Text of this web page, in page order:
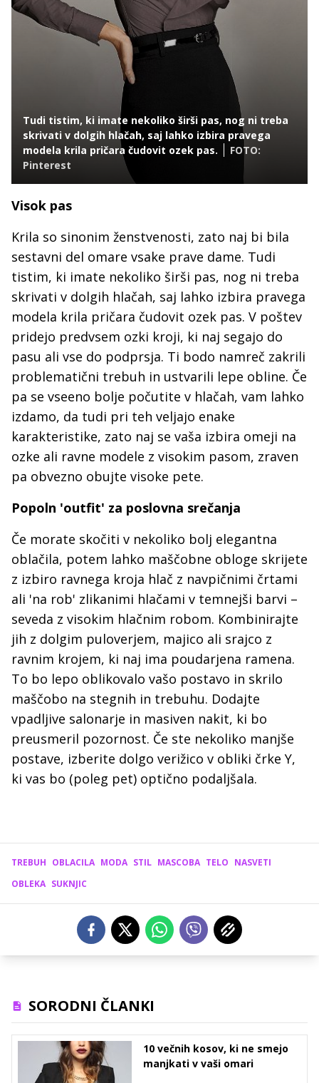
Tudi tistim, ki imate nekoliko širši pas, nog ni treba
skrivati v dolgih hlačah, saj lahko izbira pravega
modela krila pričara čudovit ozek pas.
FOTO:
Pinterest
Visok pas
Krila so sinonim ženstvenosti, zato naj bi bila
sestavni del omare vsake prave dame. Tudi
tistim, ki imate nekoliko širši pas, nog ni treba
skrivati v dolgih hlačah, saj lahko izbira pravega
modela krila pričara čudovit ozek pas. V poštev
pridejo predvsem ozki kroji, ki naj segajo do
pasu ali vse do podprsja. Ti bodo namreč zakrili
problematični trebuh in ustvarili lepe obline. Če
pa se vseeno bolje počutite v hlačah, vam lahko
izdamo, da tudi pri teh veljajo enake
karakteristike, zato naj se vaša izbira omeji na
ozke ali ravne modele z visokim pasom, zraven
pa obvezno obujte visoke pete.
Popoln 'outfit' za poslovna srečanja
Če morate skočiti v nekoliko bolj elegantna
oblačila, potem lahko maščobne obloge skrijete
z izbiro ravnega kroja hlač z navpičnimi črtami
ali 'na rob' zlikanimi hlačami v temnejši barvi –
seveda z visokim hlačnim robom. Kombinirajte
jih z dolgim puloverjem, majico ali srajco z
ravnim krojem, ki naj ima poudarjena ramena.
To bo lepo oblikovalo vašo postavo in skrilo
maščobo na stegnih in trebuhu. Dodajte
vpadljive salonarje in masiven nakit, ki bo
preusmeril pozornost. Če ste nekoliko manjše
postave, izberite dolgo verižico v obliki črke Y,
ki vas bo (poleg pet) optično podaljšala.
TREBUH OBLACILA MODA STIL MASCOBA TELO NASVETI
OBLEKA SUKNJIC
SORODNI ČLANKI
10 večnih kosov, ki ne smejo
manjkati v vaši omari